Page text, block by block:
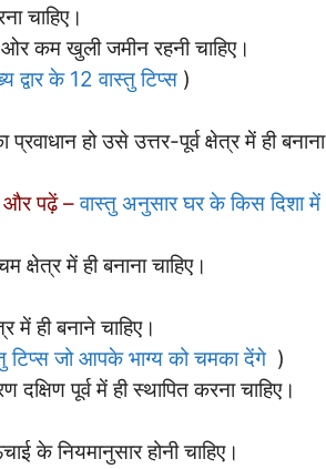
चाहिए।
कम खुली जमीन रहनी चाहिए।
द्वार के 12 वास्तु टिप्स )
हो उसे उत्तर-पूर्व क्षेत्र में ही बनाना
और पढ़ें –वास्तु अनुसार घर के किस दिशा में
क्षेत्र में ही बनाना चाहिए।
में ही बनाने चाहिए।
टिप्स जो आपके भाग्य को चमका देंगे )
पूर्व में ही स्थापित करना चाहिए।
के नियमानुसार होनी चाहिए।